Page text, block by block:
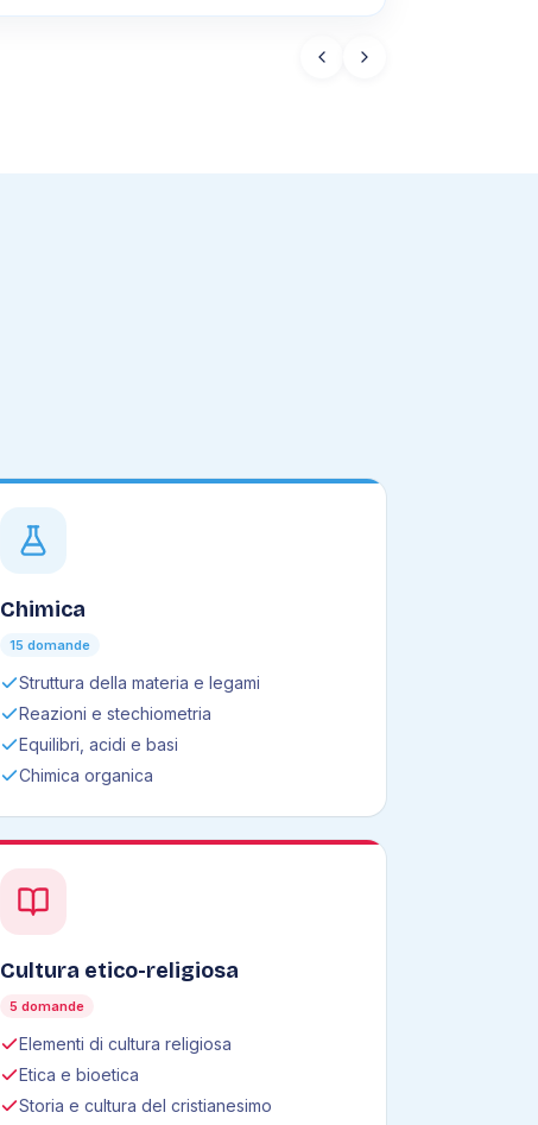
Chimica
15 domande
Struttura della materia e legami
Reazioni e stechiometria
Equilibri, acidi e basi
Chimica organica
Cultura etico-religiosa
5 domande
Elementi di cultura religiosa
Etica e bioetica
Storia e cultura del cristianesimo